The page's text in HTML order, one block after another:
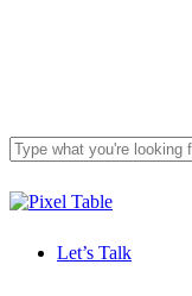
Close
Let’s Talk